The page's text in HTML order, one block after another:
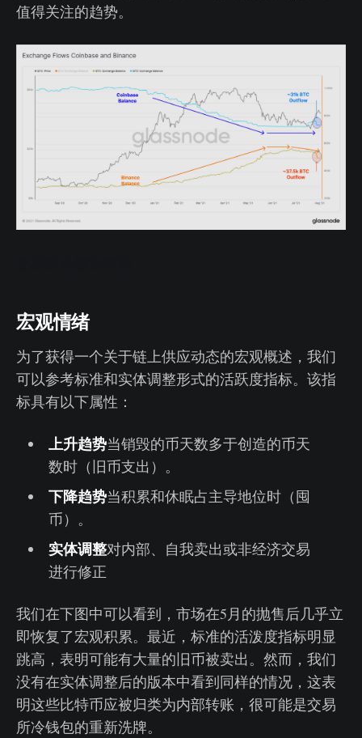
值得关注的趋势。
宏观情绪
为了获得一个关于链上供应动态的宏观概述，我们
可以参考标准和实体调整形式的活跃度指标。该指
标具有以下属性：
上升趋势当销毁的币天数多于创造的币天
数时（旧币支出）。
下降趋势当积累和休眠占主导地位时（囤
币）。
实体调整对内部、自我卖出或非经济交易
进行修正
我们在下图中可以看到，市场在5月的抛售后几乎立
即恢复了宏观积累。最近，标准的活泼度指标明显
跳高，表明可能有大量的旧币被卖出。然而，我们
没有在实体调整后的版本中看到同样的情况，这表
明这些比特币应被归类为内部转账，很可能是交易
所冷钱包的重新洗牌。